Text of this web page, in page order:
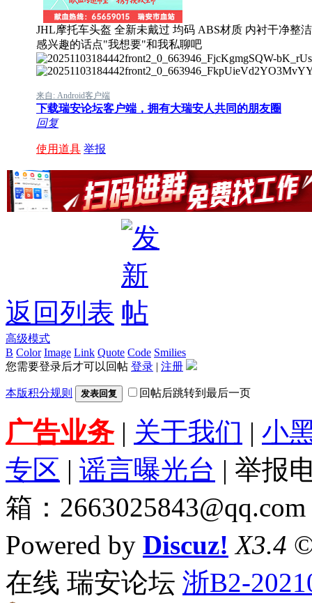
JHL摩托车头盔 全新未戴过 均码 ABS材质 内衬干净整
感兴趣的话点"我想要"和我私聊吧
来自: Android客户端
下载瑞安论坛客户端，拥有大瑞安人共同的朋友圈
回复
使用道具 举报
返回列表
高级模式
B Color Image Link Quote Code Smilies
您需要登录后才可以回帖 登录 | 注册
本版积分规则 发表回复 回帖后跳转到最后一页
广告业务| 关于我们 | 小
专区 | 谣言曝光台 | 举报
箱：2663025843@qq.com
Powered by Discuz! X3.4
在线 瑞安论坛 浙B2-